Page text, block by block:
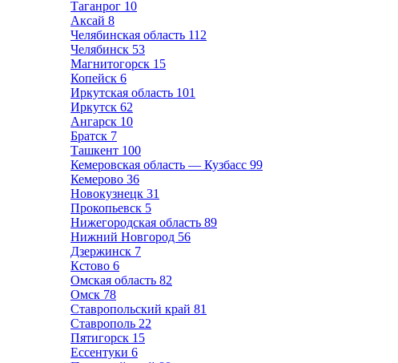
Таганрог 10
Аксай 8
Челябинская область 112
Челябинск 53
Магнитогорск 15
Копейск 6
Иркутская область 101
Иркутск 62
Ангарск 10
Братск 7
Ташкент 100
Кемеровская область — Кузбасс 99
Кемерово 36
Новокузнецк 31
Прокопьевск 5
Нижегородская область 89
Нижний Новгород 56
Дзержинск 7
Кстово 6
Омская область 82
Омск 78
Ставропольский край 81
Ставрополь 22
Пятигорск 15
Ессентуки 6